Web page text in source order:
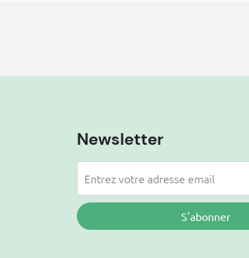
Newsletter
S'abonner